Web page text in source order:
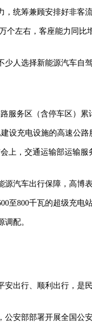
统筹兼顾安排好非客
个左右，客座能力同比
少人选择新能源汽车自
服务区（含停车区）
设充电设施的高速公
上，交通运输部运输服
源汽车出行保障，高博
至800千瓦的超级充
配。
出行、顺利出行，是
公安部部署开展全国公